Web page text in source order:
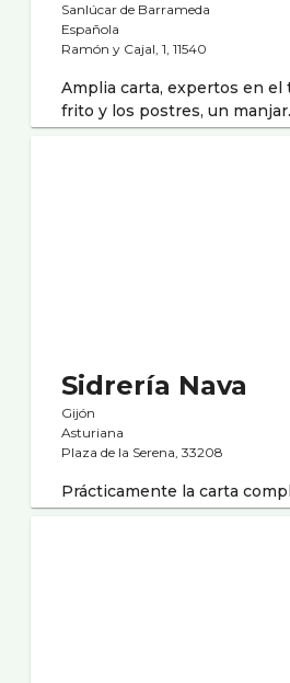
Sanlúcar de Barrameda
Española
Ramón y Cajal, 1, 11540
Amplia carta, expertos en el
frito y los postres, un manjar.
Sidrerí­a Nava
Gijón
Asturiana
Plaza de la Serena, 33208
Prácticamente la carta